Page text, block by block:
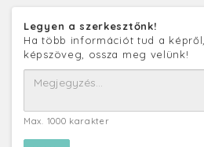
Legyen a szerkesztőnk!
Ha több információt tud a
képszöveg, ossza meg velünk!
Max. 1000 karakter